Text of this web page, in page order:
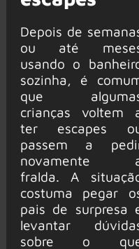
Depois de
ou até
usando o
sozinha, é
que
crianças voltem
ter escapes
passem a
novamente
fralda. A
costuma pegar
pais de surpresa
levantar
sobre o